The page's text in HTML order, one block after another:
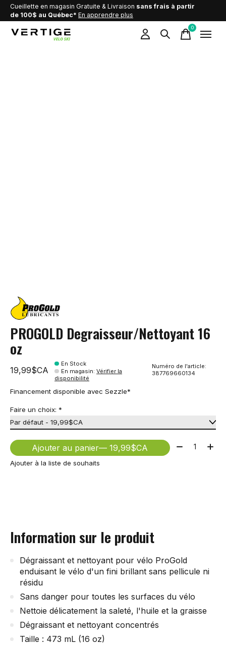
Cueillette en magasin Gratuite & Livraison sans frais à partir
de 100$ au Québec* En apprendre plus
0items
PROGOLD Degraisseur/Nettoyant 16
oz
19,99$CA
En Stock
En magasin:Vérifier la
disponibilité
Numéro de l'article:
387769660134
Financement disponible avec Sezzle*
Faire un choix: *
Ajouter au panier — 19,99$CA Quantité:
Ajouter à la liste de souhaits
Information sur le produit
Dégraissant et nettoyant pour vélo ProGold
enduisant le vélo d'un fini brillant sans pellicule ni
résidu
Sans danger pour toutes les surfaces du vélo
Nettoie délicatement la saleté, l'huile et la graisse
Dégraissant et nettoyant concentrés
Taille : 473 mL (16 oz)